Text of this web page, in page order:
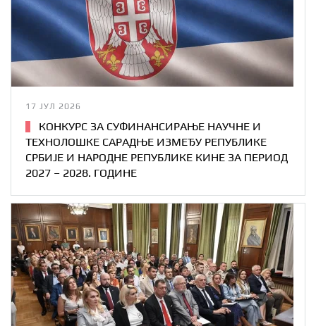
17 ЈУЛ 2026
КОНКУРС ЗА СУФИНАНСИРАЊЕ НАУЧНЕ И
ТЕХНОЛОШКЕ САРАДЊЕ ИЗМЕЂУ РЕПУБЛИКЕ
СРБИЈЕ И НАРОДНЕ РЕПУБЛИКЕ КИНЕ ЗА ПЕРИОД
2027 – 2028. ГОДИНЕ